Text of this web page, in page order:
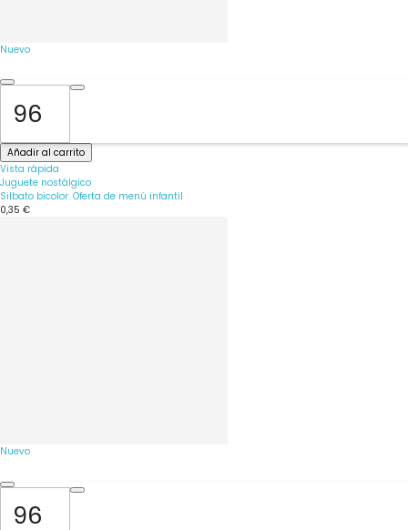
Nuevo
Añadir al carrito
Vista rápida
Juguete nostálgico
Silbato bicolor. Oferta de menú infantil
0,35 €
Nuevo